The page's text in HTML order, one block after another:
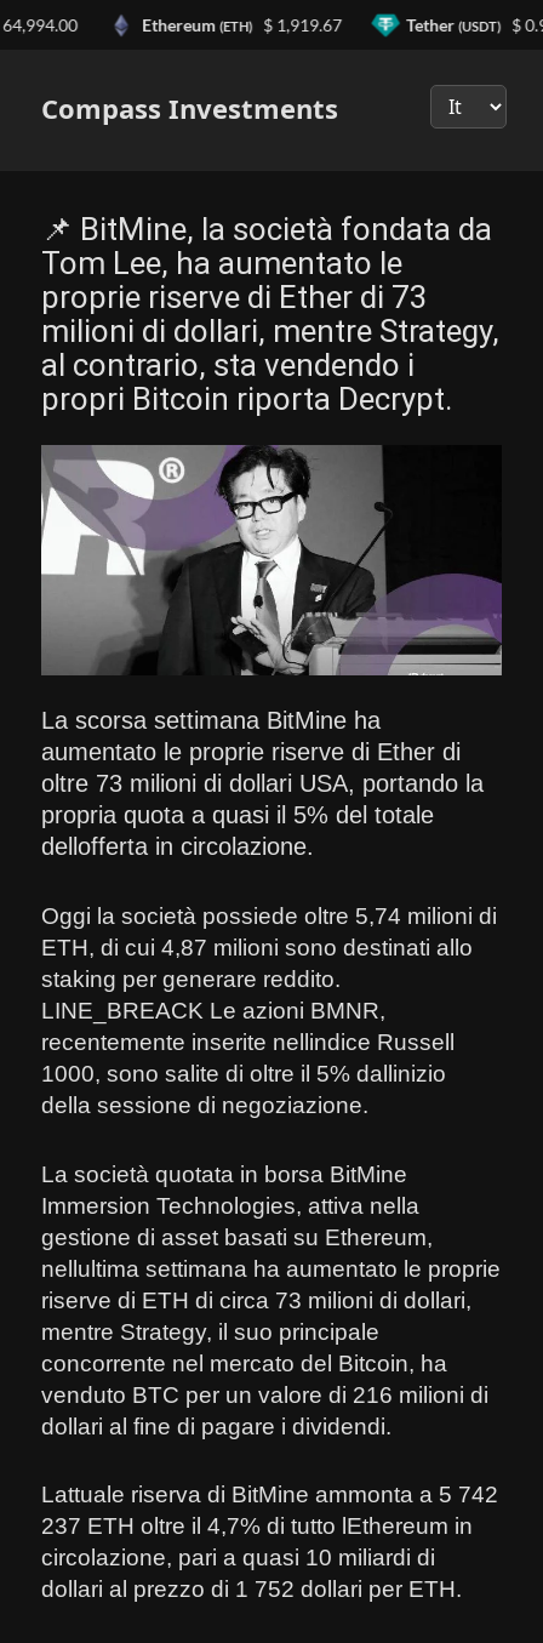
Compass Investments
📌 BitMine, la società fondata da
Tom Lee, ha aumentato le
proprie riserve di Ether di 73
milioni di dollari, mentre Strategy,
al contrario, sta vendendo i
propri Bitcoin riporta Decrypt.
La scorsa settimana BitMine ha
aumentato le proprie riserve di Ether di
oltre 73 milioni di dollari USA, portando la
propria quota a quasi il 5% del totale
dellofferta in circolazione.
Oggi la società possiede oltre 5,74 milioni di
ETH, di cui 4,87 milioni sono destinati allo
staking per generare reddito.
LINE_BREACK Le azioni BMNR,
recentemente inserite nellindice Russell
1000, sono salite di oltre il 5% dallinizio
della sessione di negoziazione.
La società quotata in borsa BitMine
Immersion Technologies, attiva nella
gestione di asset basati su Ethereum,
nellultima settimana ha aumentato le proprie
riserve di ETH di circa 73 milioni di dollari,
mentre Strategy, il suo principale
concorrente nel mercato del Bitcoin, ha
venduto BTC per un valore di 216 milioni di
dollari al fine di pagare i dividendi.
Lattuale riserva di BitMine ammonta a 5 742
237 ETH oltre il 4,7% di tutto lEthereum in
circolazione, pari a quasi 10 miliardi di
dollari al prezzo di 1 752 dollari per ETH.
Ethereum(ETH) $ 1,919.67 Tether(USDT) $